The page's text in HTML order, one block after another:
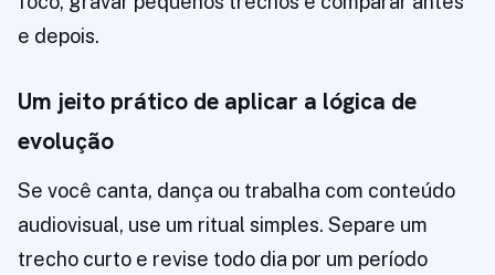
e depois.
Um jeito prático de aplicar a lógica de
evolução
Se você canta, dança ou trabalha com conteúdo
audiovisual, use um ritual simples. Separe um
trecho curto e revise todo dia por um período